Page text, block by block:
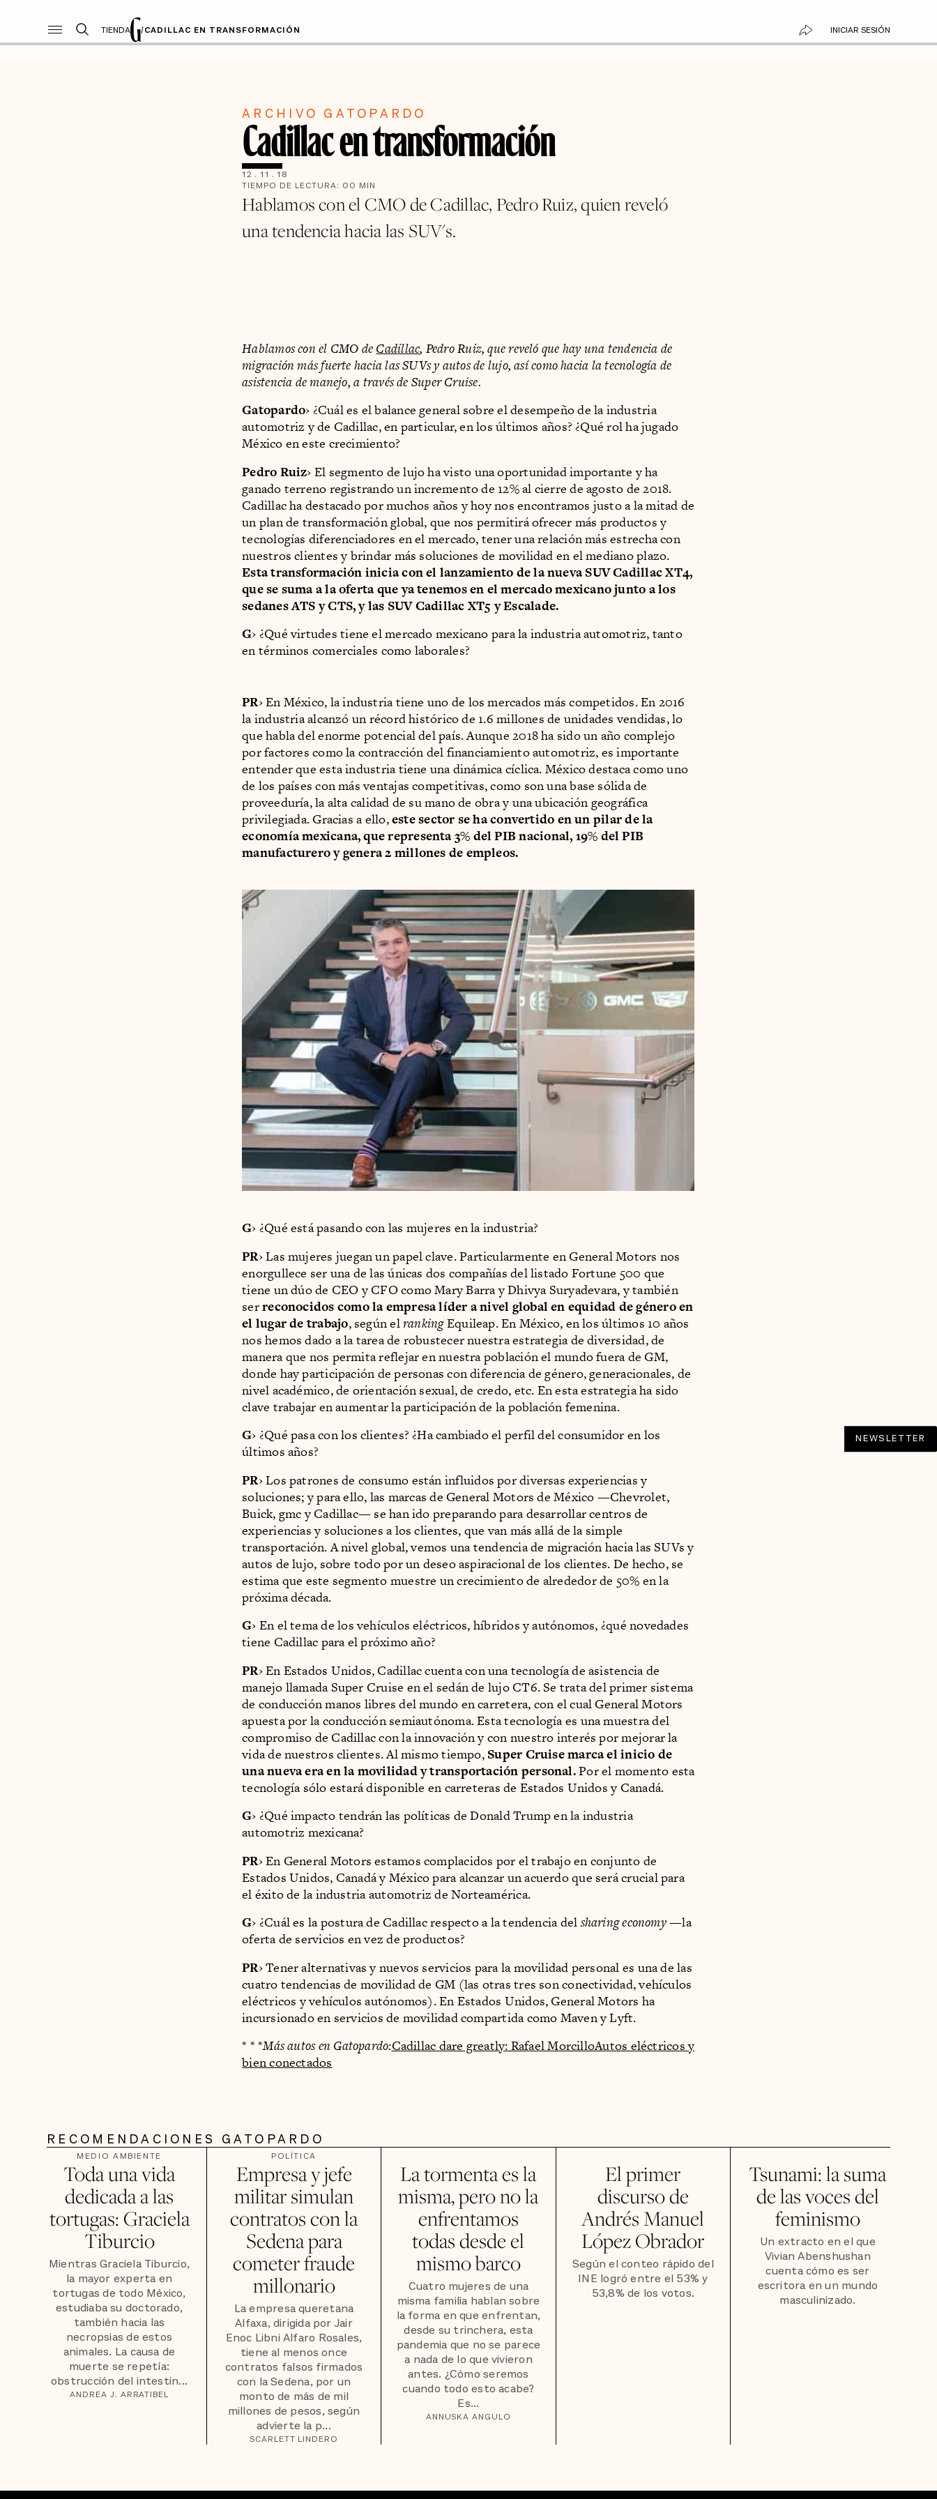
TIENDA /CADILLAC EN TRANSFORMACIÓN INICIAR SESIÓN
ARCHIVO GATOPARDO
Cadillac en transformación
12 . 11 . 18
TIEMPO DE LECTURA: 00 MIN
Hablamos con el CMO de Cadillac, Pedro Ruiz, quien reveló
una tendencia hacia las SUV's.
Hablamos con el CMO de Cadillac, Pedro Ruiz, que reveló que hay una tendencia de
migración más fuerte hacia las SUVs y autos de lujo, así como hacia la tecnología de
asistencia de manejo, a través de Super Cruise.
Gatopardo› ¿Cuál es el balance general sobre el desempeño de la industria
automotriz y de Cadillac, en particular, en los últimos años? ¿Qué rol ha jugado
México en este crecimiento?
Pedro Ruiz› El segmento de lujo ha visto una oportunidad importante y ha
ganado terreno registrando un incremento de 12% al cierre de agosto de 2018.
Cadillac ha destacado por muchos años y hoy nos encontramos justo a la mitad de
un plan de transformación global, que nos permitirá ofrecer más productos y
tecnologías diferenciadores en el mercado, tener una relación más estrecha con
nuestros clientes y brindar más soluciones de movilidad en el mediano plazo.
Esta transformación inicia con el lanzamiento de la nueva SUV Cadillac XT4,
que se suma a la oferta que ya tenemos en el mercado mexicano junto a los
sedanes ATS y CTS, y las SUV Cadillac XT5 y Escalade.
G› ¿Qué virtudes tiene el mercado mexicano para la industria automotriz, tanto
en términos comerciales como laborales?
PR› En México, la industria tiene uno de los mercados más competidos. En 2016
la industria alcanzó un récord histórico de 1.6 millones de unidades vendidas, lo
que habla del enorme potencial del país. Aunque 2018 ha sido un año complejo
por factores como la contracción del financiamiento automotriz, es importante
entender que esta industria tiene una dinámica cíclica. México destaca como uno
de los países con más ventajas competitivas, como son una base sólida de
proveeduría, la alta calidad de su mano de obra y una ubicación geográfica
privilegiada. Gracias a ello,este sector se ha convertido en un pilar de la
economía mexicana, que representa 3% del PIB nacional, 19% del PIB
manufacturero y genera 2 millones de empleos.
G› ¿Qué está pasando con las mujeres en la industria?
PR› Las mujeres juegan un papel clave. Particularmente en General Motors nos
enorgullece ser una de las únicas dos compañías del listado Fortune 500 que
tiene un dúo de CEO y CFO como Mary Barra y Dhivya Suryadevara, y también
serreconocidos como la empresa líder a nivel global en equidad de género en
el lugar de trabajo, según elrankingEquileap. En México, en los últimos 10 años
nos hemos dado a la tarea de robustecer nuestra estrategia de diversidad, de
manera que nos permita reflejar en nuestra población el mundo fuera de GM,
donde hay participación de personas con diferencia de género, generacionales, de
nivel académico, de orientación sexual, de credo, etc. En esta estrategia ha sido
clave trabajar en aumentar la participación de la población femenina.
G› ¿Qué pasa con los clientes? ¿Ha cambiado el perfil del consumidor en los
últimos años?
PR› Los patrones de consumo están influidos por diversas experiencias y
soluciones; y para ello, las marcas de General Motors de México —Chevrolet,
Buick, gmc y Cadillac— se han ido preparando para desarrollar centros de
experiencias y soluciones a los clientes, que van más allá de la simple
transportación. A nivel global, vemos una tendencia de migración hacia las SUVs y
autos de lujo, sobre todo por un deseo aspiracional de los clientes. De hecho, se
estima que este segmento muestre un crecimiento de alrededor de 50% en la
próxima década.
G› En el tema de los vehículos eléctricos, híbridos y autónomos, ¿qué novedades
tiene Cadillac para el próximo año?
PR› En Estados Unidos, Cadillac cuenta con una tecnología de asistencia de
manejo llamada Super Cruise en el sedán de lujo CT6. Se trata del primer sistema
de conducción manos libres del mundo en carretera, con el cual General Motors
apuesta por la conducción semiautónoma. Esta tecnología es una muestra del
compromiso de Cadillac con la innovación y con nuestro interés por mejorar la
vida de nuestros clientes. Al mismo tiempo, Super Cruise marca el inicio de
una nueva era en la movilidad y transportación personal.Por el momento esta
tecnología sólo estará disponible en carreteras de Estados Unidos y Canadá.
G› ¿Qué impacto tendrán las políticas de Donald Trump en la industria
automotriz mexicana?
PR› En General Motors estamos complacidos por el trabajo en conjunto de
Estados Unidos, Canadá y México para alcanzar un acuerdo que será crucial para
el éxito de la industria automotriz de Norteamérica.
G› ¿Cuál es la postura de Cadillac respecto a la tendencia del sharing economy—la
oferta de servicios en vez de productos?
PR› Tener alternativas y nuevos servicios para la movilidad personal es una de las
cuatro tendencias de movilidad de GM (las otras tres son conectividad, vehículos
eléctricos y vehículos autónomos). En Estados Unidos, General Motors ha
incursionado en servicios de movilidad compartida como Maven y Lyft.
* * *Más autos en Gatopardo:Cadillac dare greatly: Rafael MorcilloAutos eléctricos y
bien conectados
NEWSLETTER
RECOMENDACIONES GATOPARDO
MEDIO AMBIENTE
Toda una vida
dedicada a las
tortugas: Graciela
Tiburcio
Mientras Graciela Tiburcio,
la mayor experta en
tortugas de todo México,
estudiaba su doctorado,
también hacia las
necropsias de estos
animales. La causa de
muerte se repetía:
obstrucción del intestin...
ANDREA J. ARRATIBEL
POLÍTICA
Empresa y jefe
militar simulan
contratos con la
Sedena para
cometer fraude
millonario
La empresa queretana
Alfaxa, dirigida por Jair
Enoc Libni Alfaro Rosales,
tiene al menos once
contratos falsos firmados
con la Sedena, por un
monto de más de mil
millones de pesos, según
advierte la p...
SCARLETT LINDERO
La tormenta es la
misma, pero no la
enfrentamos
todas desde el
mismo barco
Cuatro mujeres de una
misma familia hablan sobre
la forma en que enfrentan,
desde su trinchera, esta
pandemia que no se parece
a nada de lo que vivieron
antes. ¿Cómo seremos
cuando todo esto acabe?
Es...
ANNUSKA ANGULO
El primer
discurso de
Andrés Manuel
López Obrador
Según el conteo rápido del
INE logró entre el 53% y
53,8% de los votos.
Tsunami: la suma
de las voces del
feminismo
Un extracto en el que
Vivian Abenshushan
cuenta cómo es ser
escritora en un mundo
masculinizado.